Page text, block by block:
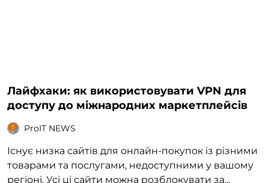
Лайфхаки: як використовувати VPN для
доступу до міжнародних маркетплейсів
ProIT NEWS
Існує низка сайтів для онлайн-покупок із різними
товарами та послугами, недоступними у вашому
регіоні. Усі ці сайти можна розблокувати за...